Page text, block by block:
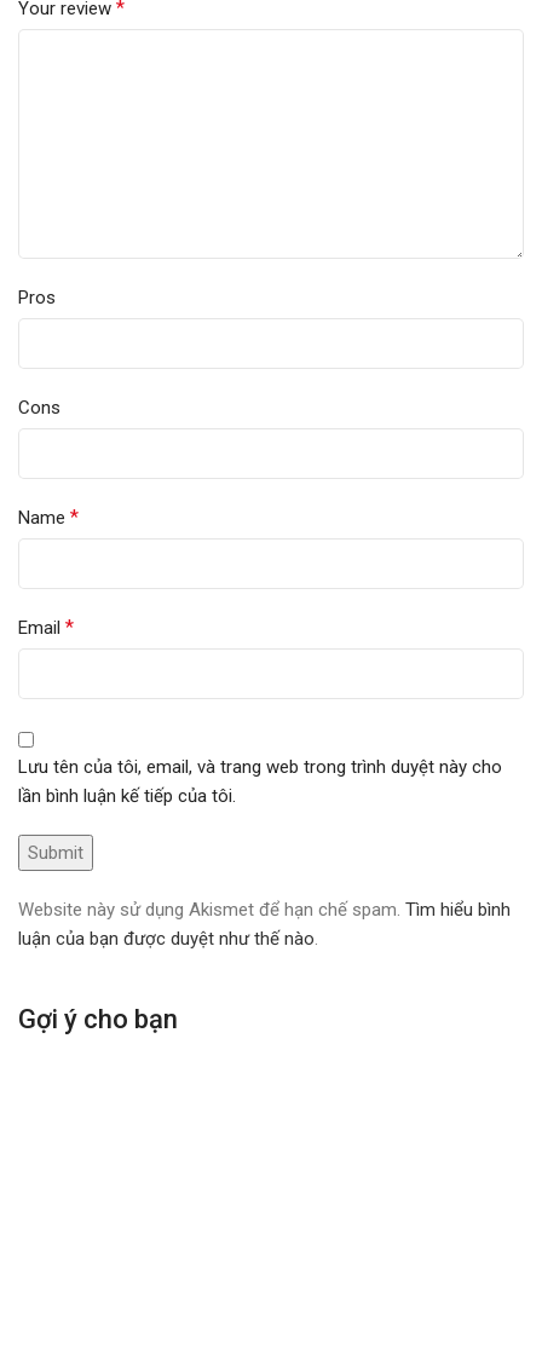
Your review *
Pros
Cons
Name *
Email *
Lưu tên của tôi, email, và trang web trong trình duyệt này cho
lần bình luận kế tiếp của tôi.
Website này sử dụng Akismet để hạn chế spam. Tìm hiểu bình
luận của bạn được duyệt như thế nào.
Gợi ý cho bạn